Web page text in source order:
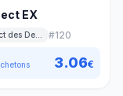
EX
#120
3.06€